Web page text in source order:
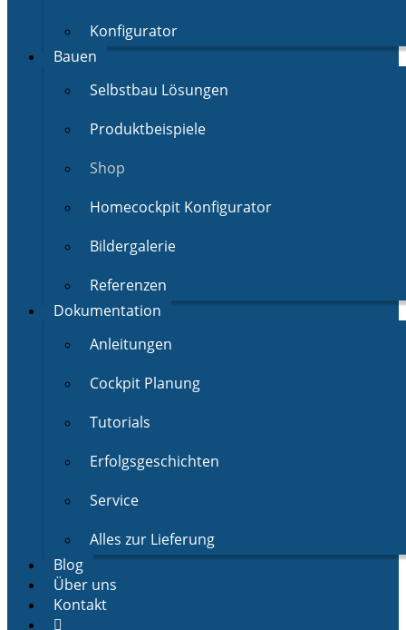
Konfigurator
Bauen
Selbstbau Lösungen
Produktbeispiele
Shop
Homecockpit Konfigurator
Bildergalerie
Referenzen
Dokumentation
Anleitungen
Cockpit Planung
Tutorials
Erfolgsgeschichten
Service
Alles zur Lieferung
Blog
Über uns
Kontakt